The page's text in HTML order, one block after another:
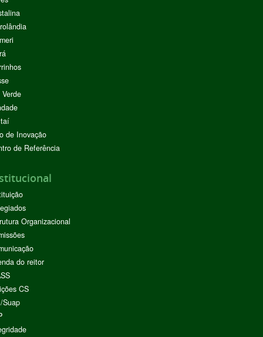
de Inovação
de Referência
Organizacional
do reitor
CS
Suap